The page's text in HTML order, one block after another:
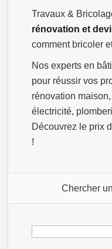
Travaux &
rénovation et
comment bricoler
Nos experts en
pour réussir vos
rénovation
électricité,
Découvrez le prix
!
Chercher
Rechercher :